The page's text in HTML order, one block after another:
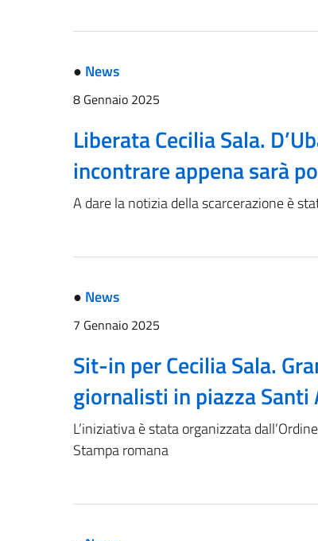
● News
8 Gennaio 2025
Liberata Cecilia Sala.
incontrare appena sarà
A dare la notizia della scarcerazione è
● News
7 Gennaio 2025
Sit-in per Cecilia Sala.
giornalisti in piazza Santi
L’iniziativa è stata organizzata
Stampa romana